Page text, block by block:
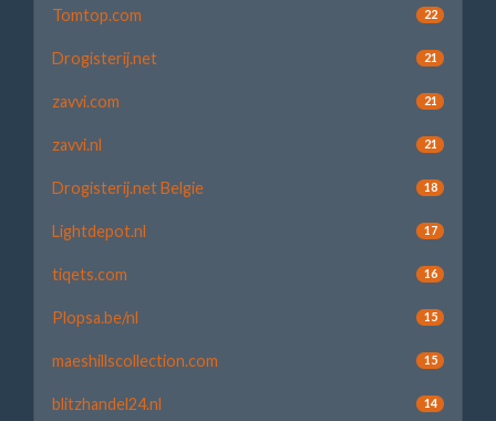
Tomtop.com 22
Drogisterij.net 21
zavvi.com 21
zavvi.nl 21
Drogisterij.net Belgie 18
Lightdepot.nl 17
tiqets.com 16
Plopsa.be/nl 15
maeshillscollection.com 15
blitzhandel24.nl 14